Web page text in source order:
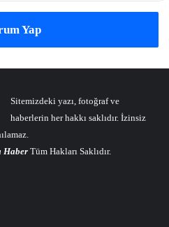
Yap
Sitemizdeki yazı, fotoğraf ve
haberlerin her hakkı saklıdır. İzinsiz
HaberTüm Hakları Saklıdır.